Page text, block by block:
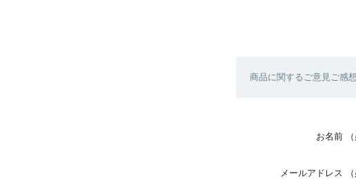
商品に関するご意見ご感
お名前
メールアドレス